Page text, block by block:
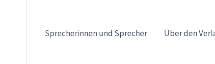
Sprecherinnen und Sprecher Über den